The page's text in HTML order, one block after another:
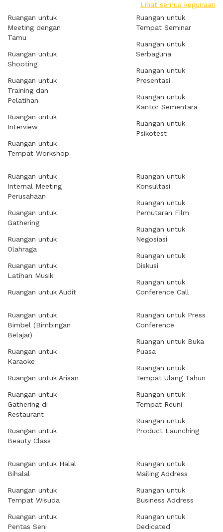
Lihat semua kegunaan
Ruangan untuk
Meeting dengan
Tamu
Ruangan untuk
Shooting
Ruangan untuk
Training dan
Pelatihan
Ruangan untuk
Interview
Ruangan untuk
Tempat Workshop
Ruangan untuk
Tempat Seminar
Ruangan untuk
Serbaguna
Ruangan untuk
Presentasi
Ruangan untuk
Kantor Sementara
Ruangan untuk
Psikotest
Ruangan untuk
Internal Meeting
Perusahaan
Ruangan untuk
Gathering
Ruangan untuk
Olahraga
Ruangan untuk
Latihan Musik
Ruangan untuk Audit
Ruangan untuk
Konsultasi
Ruangan untuk
Pemutaran Film
Ruangan untuk
Negosiasi
Ruangan untuk
Diskusi
Ruangan untuk
Conference Call
Ruangan untuk
Bimbel (Bimbingan
Belajar)
Ruangan untuk
Karaoke
Ruangan untuk Arisan
Ruangan untuk
Gathering di
Restaurant
Ruangan untuk
Beauty Class
Ruangan untuk Press
Conference
Ruangan untuk Buka
Puasa
Ruangan untuk
Tempat Ulang Tahun
Ruangan untuk
Tempat Reuni
Ruangan untuk
Product Launching
Ruangan untuk Halal
Bihalal
Ruangan untuk
Tempat Wisuda
Ruangan untuk
Pentas Seni
Ruangan untuk
Mailing Address
Ruangan untuk
Business Address
Ruangan untuk
Dedicated